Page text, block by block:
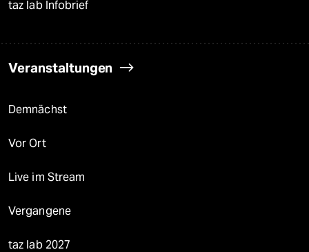
taz lab Infobrief
Veranstaltungen
Demnächst
Vor Ort
Live im Stream
Vergangene
taz lab 2027